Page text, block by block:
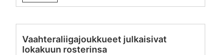
Vaahteraliigajoukkueet julkaisivat
lokakuun rosterinsa